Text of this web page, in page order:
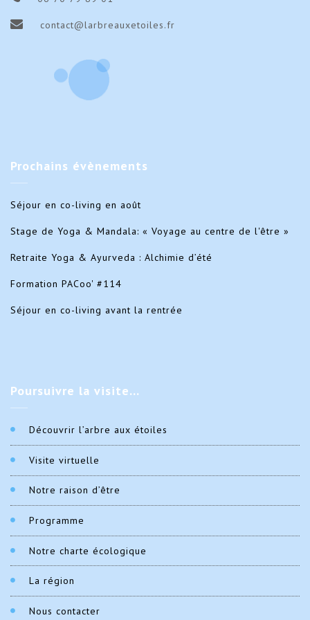
contact@larbreauxetoiles.fr
Prochains évènements
Séjour en co-living en août
Stage de Yoga & Mandala: « Voyage au centre de l'être »
Retraite Yoga & Ayurveda : Alchimie d’été
Formation PACoo' #114
Séjour en co-living avant la rentrée
Poursuivre la visite…
Découvrir l’arbre aux étoiles
Visite virtuelle
Notre raison d’être
Programme
Notre charte écologique
La région
Nous contacter